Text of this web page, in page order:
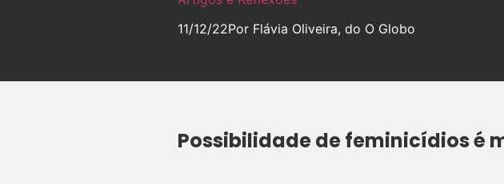
11/12/22Por Flávia Oliveira, do O Globo
Possibilidade de feminicídios é